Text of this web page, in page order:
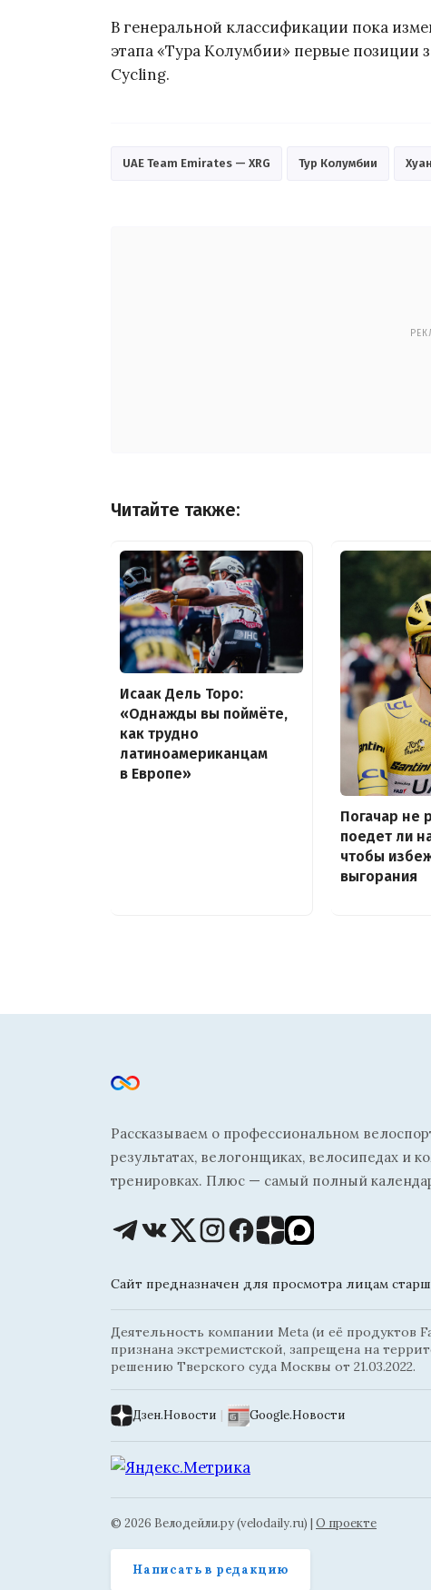
В генеральной классификации пока
этапа «Тура Колумбии» первые
Cycling.
UAE Team Emirates — XRG Тур Колумбии
Читайте также:
Исаак Дель Торо:
«Однажды вы поймёте,
как трудно
латиноамериканцам
в Европе»
Погачар не
поедет ли
чтобы
выгорания
Рассказываем о профессиональном
результатах, велогонщиках, велосипедах и
тренировках. Плюс — самый полный
Сайт предназначен для просмотра лицам
Деятельность компании Meta (и её продуктов
признана экстремистской, запрещена на
решению Тверского суда Москвы от 21.03.2022.
Дзен.Новости | Google.Новости
© 2026 Велодейли.ру (velodaily.ru) | О проекте
Написать в редакцию